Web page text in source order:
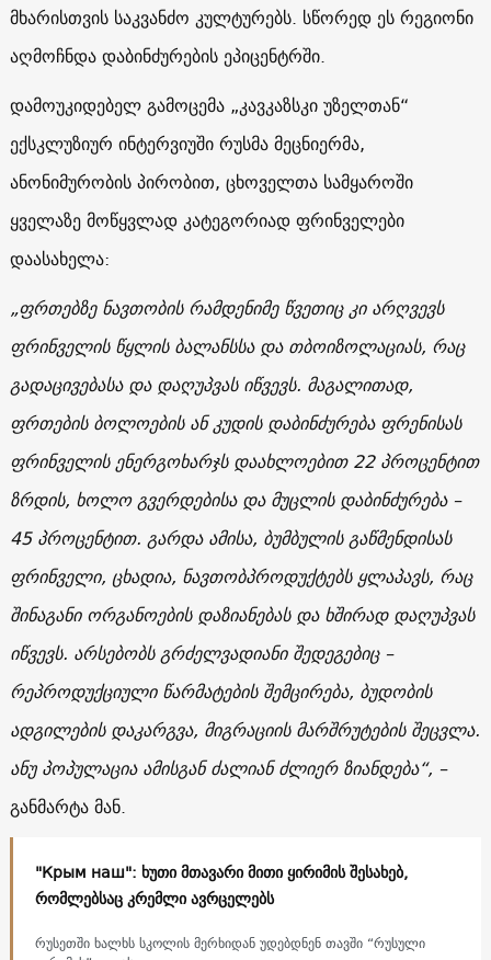
მხარისთვის საკვანძო კულტურებს. სწორედ ეს რეგიონი
აღმოჩნდა დაბინძურების ეპიცენტრში.
დამოუკიდებელ გამოცემა „კავკაზსკი უზელთან“
ექსკლუზიურ ინტერვიუში რუსმა მეცნიერმა,
ანონიმურობის პირობით, ცხოველთა სამყაროში
ყველაზე მოწყვლად კატეგორიად ფრინველები
დაასახელა:
„ფრთებზე ნავთობის რამდენიმე წვეთიც კი არღვევს
ფრინველის წყლის ბალანსსა და თბოიზოლაციას, რაც
გადაცივებასა და დაღუპვას იწვევს. მაგალითად,
ფრთების ბოლოების ან კუდის დაბინძურება ფრენისას
ფრინველის ენერგოხარჯს დაახლოებით 22 პროცენტით
ზრდის, ხოლო გვერდებისა და მუცლის დაბინძურება –
45 პროცენტით. გარდა ამისა, ბუმბულის გაწმენდისას
ფრინველი, ცხადია, ნავთობპროდუქტებს ყლაპავს, რაც
შინაგანი ორგანოების დაზიანებას და ხშირად დაღუპვას
იწვევს. არსებობს გრძელვადიანი შედეგებიც –
რეპროდუქციული წარმატების შემცირება, ბუდობის
ადგილების დაკარგვა, მიგრაციის მარშრუტების შეცვლა.
ანუ პოპულაცია ამისგან ძალიან ძლიერ ზიანდება“, –
განმარტა მან.
"Крым наш": ხუთი მთავარი მითი ყირიმის შესახებ,
რომლებსაც კრემლი ავრცელებს
რუსეთში ხალხს სკოლის მერხიდან უდებდნენ თავში “რუსული